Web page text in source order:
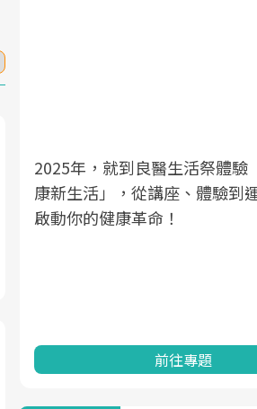
良醫健康網從「換季的身體變
透過醫學觀點與日常感受的對
亞健康的認知，進而引導實際的
前往專題